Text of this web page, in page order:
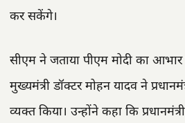
कर सकेंगे।
सीएम ने जताया पीएम मोदी का
मुख्यमंत्री डॉक्टर मोहन यादव ने
व्यक्त किया। उन्होंने कहा कि